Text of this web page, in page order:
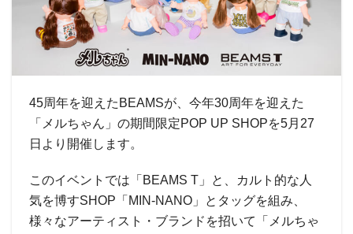
45周年を迎えたBEAMSが、今年30周年を迎えた
「メルちゃん」の期間限定POP UP SHOPを5月27
日より開催します。
このイベントでは「BEAMS T」と、カルト的な人
気を博すSHOP「MIN-NANO」とタッグを組み、
様々なアーティスト・ブランドを招いて「メルちゃ